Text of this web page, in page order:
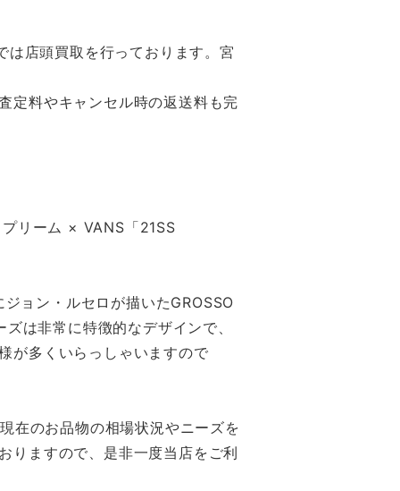
店頭買取を行っております。宮
定料やキャンセル時の返送料も完
リーム × VANS「21SS
ョン・ルセロが描いたGROSSO
は非常に特徴的なデザインで、
が多くいらっしゃいますので
在のお品物の相場状況やニーズを
りますので、是非一度当店をご利